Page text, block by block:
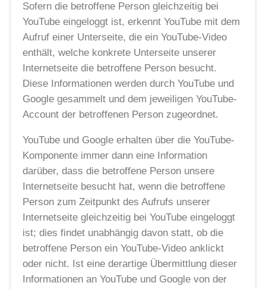
Sofern die betroffene Person gleichzeitig bei
YouTube eingeloggt ist, erkennt YouTube mit dem
Aufruf einer Unterseite, die ein YouTube-Video
enthält, welche konkrete Unterseite unserer
Internetseite die betroffene Person besucht.
Diese Informationen werden durch YouTube und
Google gesammelt und dem jeweiligen YouTube-
Account der betroffenen Person zugeordnet.
YouTube und Google erhalten über die YouTube-
Komponente immer dann eine Information
darüber, dass die betroffene Person unsere
Internetseite besucht hat, wenn die betroffene
Person zum Zeitpunkt des Aufrufs unserer
Internetseite gleichzeitig bei YouTube eingeloggt
ist; dies findet unabhängig davon statt, ob die
betroffene Person ein YouTube-Video anklickt
oder nicht. Ist eine derartige Übermittlung dieser
Informationen an YouTube und Google von der